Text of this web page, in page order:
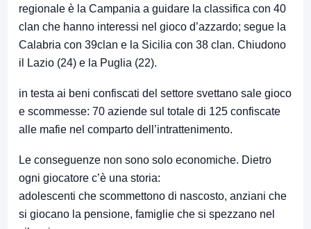
regionale è la Campania a guidare la classifica con 40
clan che hanno interessi nel gioco d’azzardo; segue la
Calabria con 39clan e la Sicilia con 38 clan. Chiudono
il Lazio (24) e la Puglia (22).
in testa ai beni confiscati del settore svettano sale gioco
e scommesse: 70 aziende sul totale di 125 confiscate
alle mafie nel comparto dell’intrattenimento.
Le conseguenze non sono solo economiche. Dietro
ogni giocatore c’è una storia:
adolescenti che scommettono di nascosto, anziani che
si giocano la pensione, famiglie che si spezzano nel